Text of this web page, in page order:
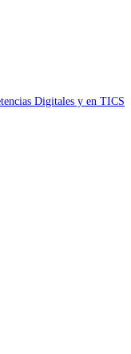
Digitales y en TICS